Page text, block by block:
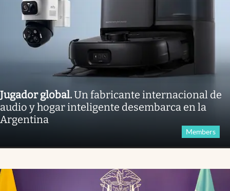
Jugador global.Un fabricante internacional de
audio y hogar inteligente desembarca en la
Argentina
Members